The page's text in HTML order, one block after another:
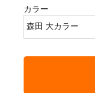
カラー